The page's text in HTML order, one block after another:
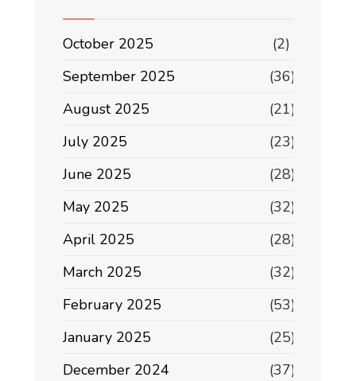
October 2025
(2)
September 2025
(36)
August 2025
(21)
July 2025
(23)
June 2025
(28)
May 2025
(32)
April 2025
(28)
March 2025
(32)
February 2025
(53)
January 2025
(25)
December 2024
(37)